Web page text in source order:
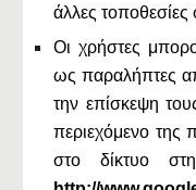
άλλες
Οι χρήστες
ως παραλήπτες
την επίσκεψη
περιεχόμενο της
στο δίκτυο